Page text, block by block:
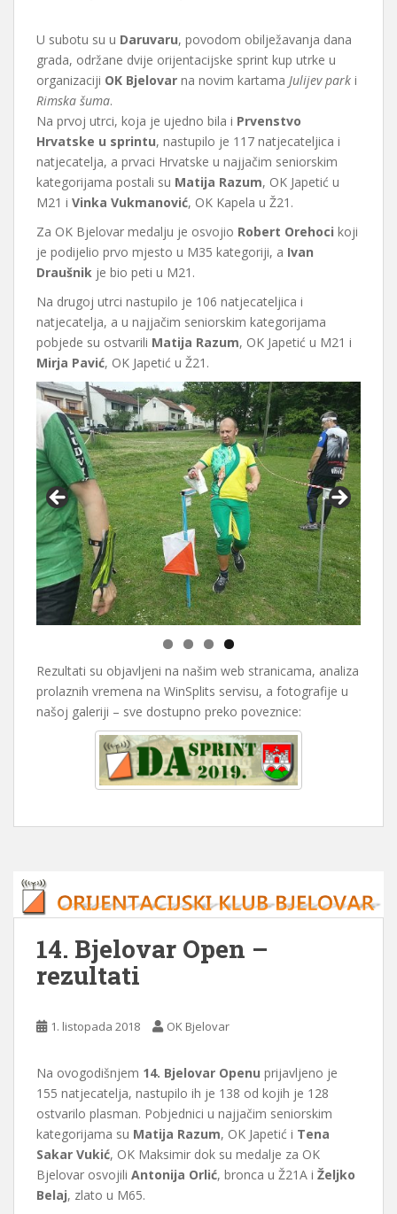
U subotu su u Daruvaru, povodom obilježavanja dana
grada, održane dvije orijentacijske sprint kup utrke u
organizaciji OK Bjelovar na novim kartama Julijev park i
Rimska šuma.
Na prvoj utrci, koja je ujedno bila i Prvenstvo
Hrvatske u sprintu, nastupilo je 117 natjecateljica i
natjecatelja, a prvaci Hrvatske u najjačim seniorskim
kategorijama postali su Matija Razum, OK Japetić u
M21 i Vinka Vukmanović, OK Kapela u Ž21.
Za OK Bjelovar medalju je osvojio Robert Orehoci koji
je podijelio prvo mjesto u M35 kategoriji, a Ivan
Draušnik je bio peti u M21.
Na drugoj utrci nastupilo je 106 natjecateljica i
natjecatelja, a u najjačim seniorskim kategorijama
pobjede su ostvarili Matija Razum, OK Japetić u M21 i
Mirja Pavić, OK Japetić u Ž21.
Rezultati su objavljeni na našim web stranicama, analiza
prolaznih vremena na WinSplits servisu, a fotografije u
našoj galeriji – sve dostupno preko poveznice:
14. Bjelovar Open –
rezultati
1. listopada 2018 OK Bjelovar
Na ovogodišnjem 14. Bjelovar Openu prijavljeno je
155 natjecatelja, nastupilo ih je 138 od kojih je 128
ostvarilo plasman. Pobjednici u najjačim seniorskim
kategorijama su Matija Razum, OK Japetić i Tena
Sakar Vukić, OK Maksimir dok su medalje za OK
Bjelovar osvojili Antonija Orlić, bronca u Ž21A i Željko
Belaj, zlato u M65.